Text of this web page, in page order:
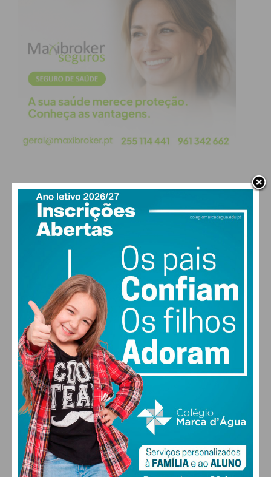
PAÇOS DE FERREIRA
12°
vento: 1m/s E
MAX 12 • MIN 12
30°
QUI
30
SEX
30°
SÁB
28
FARMACIAS DE SERVIÇO EM PAÇOS DE